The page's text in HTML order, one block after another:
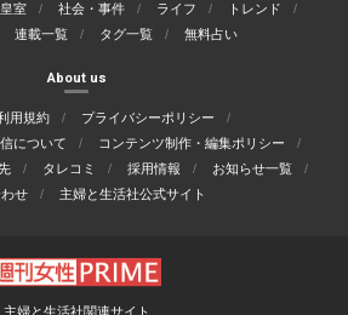
皇室 社会・事件 ライフ
トレンド
連載一覧 タグ一覧 無料占い
About us
用規約
プライバシーポリシー
について
コンテンツ制作・編集ポリシー
タレコミ 採用情報
お知らせ一覧
せ
主婦と生活社公式サイト
主婦と生活社関連サイト